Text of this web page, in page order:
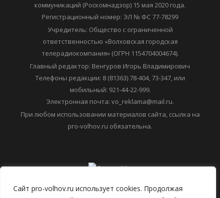
Сайт pro-volhov.ru использует cookies. Продолжая
зарегистрировано Федеральной службой по надзору в
сфере связи, информационных технологий и массовых
коммуникаций (Роскомнадзор) 15 мая 2020 года.
Регистрационный номер: ЭЛ № ФС 77-78299
Учредитель: Общество с ограниченной
ответственностью «Волховская городская
телерадиокомпания» (ОГРН 1154704004674).
Главный редактор: Венгуров Игорь Владимирович
Телефоны редакции: 8 (81363) 78-404, 73-347, или
Электронная почта: vo_reklama@mail.ru.